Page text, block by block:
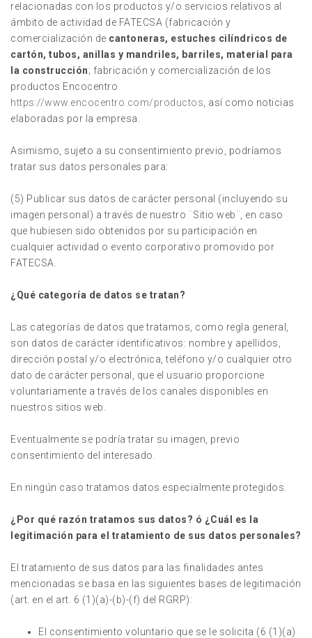
relacionadas con los productos y/o servicios relativos al
ámbito de actividad de FATECSA (fabricación y
comercialización de cantoneras, estuches cilíndricos de
cartón, tubos, anillas y mandriles, barriles, material para
la construcción; fabricación y comercialización de los
productos Encocentro
https://www.encocentro.com/productos , así como noticias
elaboradas por la empresa.
Asimismo, sujeto a su consentimiento previo, podríamos
tratar sus datos personales para:
(5) Publicar sus datos de carácter personal (incluyendo su
imagen personal) a través de nuestro ¨Sitio web¨, en caso
que hubiesen sido obtenidos por su participación en
cualquier actividad o evento corporativo promovido por
FATECSA.
¿Qué categoría de datos se tratan?
Las categorías de datos que tratamos, como regla general,
son datos de carácter identificativos: nombre y apellidos,
dirección postal y/o electrónica, teléfono y/o cualquier otro
dato de carácter personal, que el usuario proporcione
voluntariamente a través de los canales disponibles en
nuestros sitios web.
Eventualmente se podría tratar su imagen, previo
consentimiento del interesado.
En ningún caso tratamos datos especialmente protegidos.
¿Por qué razón tratamos sus datos? ó ¿Cuál es la
legitimación para el tratamiento de sus datos personales?
El tratamiento de sus datos para las finalidades antes
mencionadas se basa en las siguientes bases de legitimación
(art. en el art. 6 (1)(a)-(b)-(f) del RGRP):
El consentimiento voluntario que se le solicita (6 (1)(a)